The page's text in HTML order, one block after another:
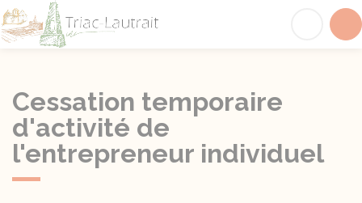
Cessation temporaire
d'activité de
l'entrepreneur individuel